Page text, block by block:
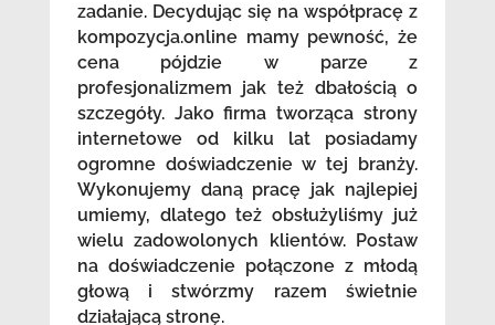
zadanie. Decydując się na współpracę z
kompozycja.online mamy pewność, że
cena pójdzie w parze z
profesjonalizmem jak też dbałością o
szczegóły. Jako firma tworząca strony
internetowe od kilku lat posiadamy
ogromne doświadczenie w tej branży.
Wykonujemy daną pracę jak najlepiej
umiemy, dlatego też obsłużyliśmy już
wielu zadowolonych klientów. Postaw
na doświadczenie połączone z młodą
głową i stwórzmy razem świetnie
działającą stronę.